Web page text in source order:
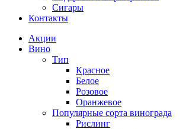
Сигары
Контакты
Акции
Вино
Тип
Красное
Белое
Розовое
Оранжевое
Популярные сорта винограда
Рислинг